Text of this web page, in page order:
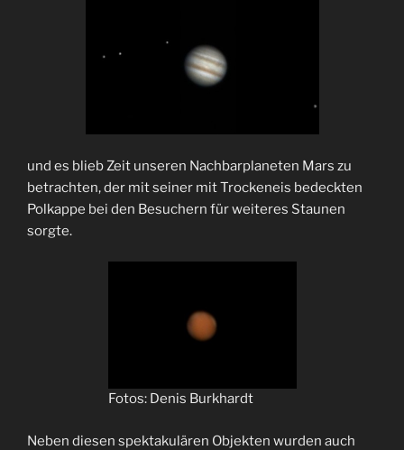
und es blieb Zeit unseren Nachbarplaneten Mars zu
betrachten, der mit seiner mit Trockeneis bedeckten
Polkappe bei den Besuchern für weiteres Staunen
sorgte.
Fotos: Denis Burkhardt
Neben diesen spektakulären Objekten wurden auch